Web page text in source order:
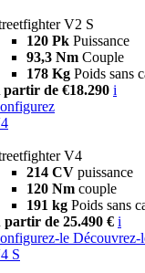
V2 S
120 Pk Puissance
93,3 Nm Couple
178 Kg Poids sans
partir de €18.290 i
V4
214 CV puissance
120 Nm couple
191 kg Poids sans
partir de 25.490 € i
le Découvrez-
S